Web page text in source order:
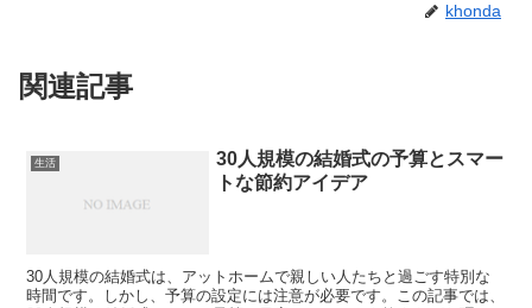
khonda
関連記事
生活
30人規模の結婚式の予算とスマー
トな節約アイデア
30人規模の結婚式は、アットホームで親しい人たちと過ごす特別な
時間です。しかし、予算の設定には注意が必要です。この記事では、